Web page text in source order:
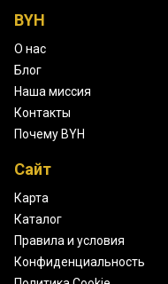
BYH
О нас
Блог
Наша миссия
Контакты
Почему BYH
Сайт
Карта
Каталог
Правила и условия
Конфиденциальность